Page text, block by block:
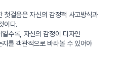
첫걸음은 자신의 감정적 사고방식과
이다.
수록, 자신의 감정이 디자인
를 객관적으로 바라볼 수 있어야